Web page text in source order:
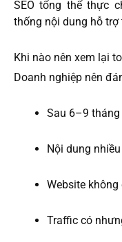
SEO tổng thể thực
thống nội dung hỗ
Khi nào nên xem lại
Doanh nghiệp nên
Sau 6–9
Nội dung
Website
Traffic có